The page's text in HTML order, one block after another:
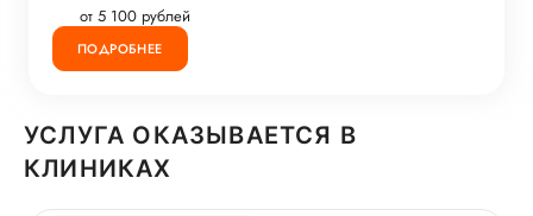
от 5 100 рублей
ПОДРОБНЕЕ
УСЛУГА ОКАЗЫВАЕТСЯ В
КЛИНИКАХ